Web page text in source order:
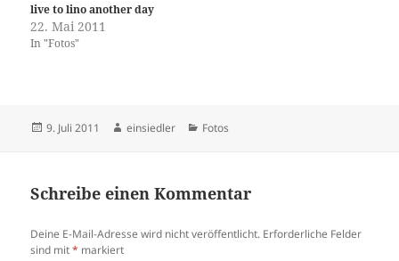
live to lino another day
22. Mai 2011
In "Fotos"
Veröffentlicht
9. Juli 2011 Autor
einsiedler Kategorien
Fotos
Schreibe einen Kommentar
Deine E-Mail-Adresse wird nicht veröffentlicht. Erforderliche Felder
sind mit* markiert